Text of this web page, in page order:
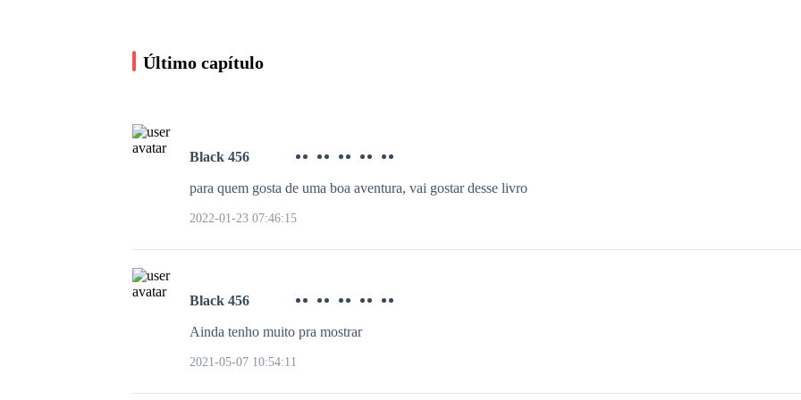
Após o divórcio, a
Presidenta se
Último capítulo
Black 456
para quem gosta de uma boa aventura, vai gostar desse livro
2022-01-23 07:46:15
Black 456
Ainda tenho muito pra mostrar
2021-05-07 10:54:11